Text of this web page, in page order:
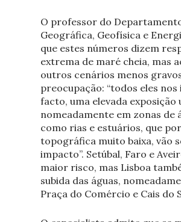
O professor do
Geográfica, Geofísica e
que estes números dizem
extrema de maré cheia, mas
outros cenários menos
preocupação: “todos eles nos
facto, uma elevada exposição
nomeadamente em zonas de
como rias e estuários, que
topográfica muito baixa, vão
impacto”. Setúbal, Faro e
maior risco, mas Lisboa
subida das águas,
Praça do Comércio e Cais do